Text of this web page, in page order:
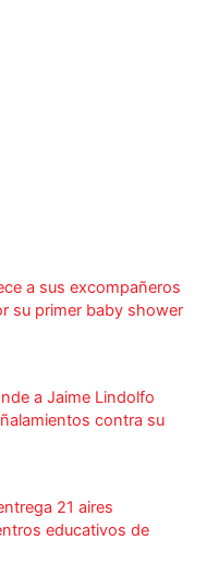
a sus excompañeros
su primer baby shower
a Jaime Lindolfo
contra su
21 aires
educativos de